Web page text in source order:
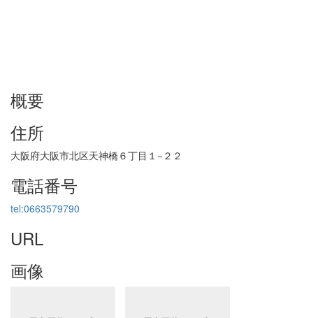
概要
住所
大阪府大阪市北区天神橋６丁目１−２２
電話番号
tel:0663579790
URL
画像